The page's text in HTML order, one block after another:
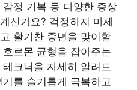
정 기복 등 다양한 증상
신가요? 걱정하지 마세
활기찬 중년을 맞이할
르몬 균형을 잡아주는
크닉을 자세히 알려드
를 슬기롭게 극복하고